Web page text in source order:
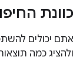
כוונת
אתם יכולים
ולהציג כמה